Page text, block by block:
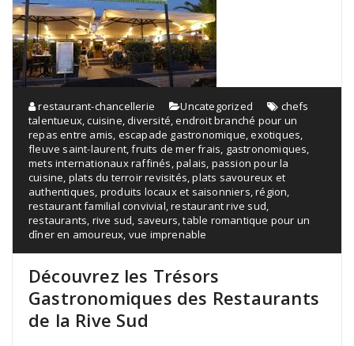
restaurant-chancellerie Uncategorized
chefs
talentueux,cuisine,diversité,endroit branché pour un
repas entre amis, escapade gastronomique,exotiques,
fleuve saint-laurent,fruits de mer frais, gastronomiques,
mets internationaux raffinés,palais, passion pour la
cuisine, plats du terroir revisités,plats savoureux et
authentiques, produits locaux et saisonniers,région,
restaurant familial convivial,restaurant rive sud,
restaurants, rive sud, saveurs,table romantique pour un
dîner en amoureux, vue imprenable
Découvrez les Trésors
Gastronomiques des Restaurants
de la Rive Sud